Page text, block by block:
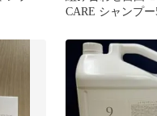
CARE シャンプー